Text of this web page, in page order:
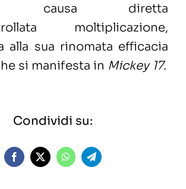
causa diretta
moltiplicazione,
alla sua rinomata efficacia
si manifesta in Mickey 17.
Condividi su: